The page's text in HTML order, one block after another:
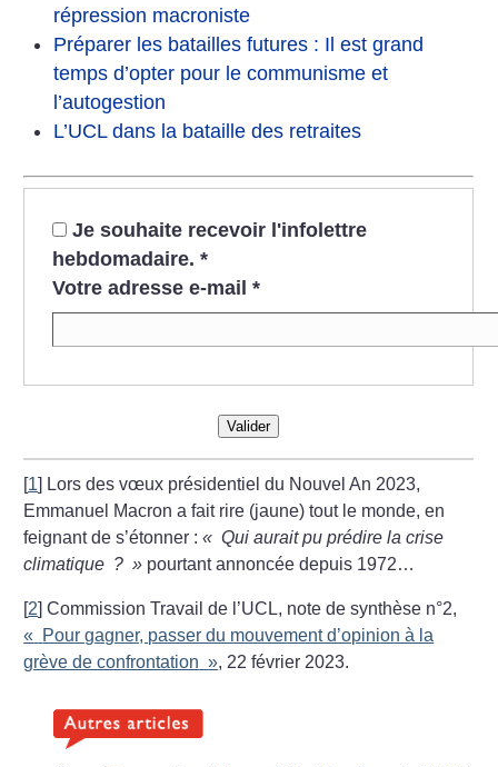
répression macroniste
Préparer les batailles futures : Il est grand
temps d’opter pour le communisme et
l’autogestion
L’UCL dans la bataille des retraites
Je souhaite recevoir l'infolettre
hebdomadaire. *
Votre adresse e-mail *
Valider
[1] Lors des vœux présidentiel du Nouvel An 2023,
Emmanuel Macron a fait rire (jaune) tout le monde, en
feignant de s’étonner :« Qui aurait pu prédire la crise
climatique ? » pourtant annoncée depuis 1972…
[2]Commission Travail de l’UCL, note de synthèse n°2,
«
Pour gagner, passer du mouvement d’opinion à la
grève de confrontation », 22 février 2023.